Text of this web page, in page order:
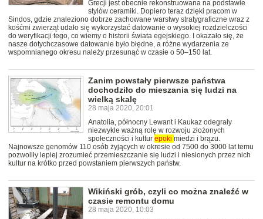
Grecji jest obecnie rekonstruowana na podstawie
stylów ceramiki. Dopiero teraz dzięki pracom w
Sindos, gdzie znaleziono dobrze zachowane warstwy stratygraficzne wraz z
kośćmi zwierząt udało się wykorzystać datowanie o wysokiej rozdzielczości
do weryfikacji tego, co wiemy o historii świata egejskiego. I okazało się, że
nasze dotychczasowe datowanie było błędne, a różne wydarzenia ze
wspomnianego okresu należy przesunąć w czasie o 50–150 lat.
Zanim powstały pierwsze państwa
dochodziło do mieszania się ludzi na
wielką skalę
28 maja 2020, 20:01
Anatolia, północny Lewant i Kaukaz odegrały
niezwykle ważną rolę w rozwoju złożonych
społeczności i kultur epoki miedzi i brązu.
Najnowsze genomów 110 osób żyjących w okresie od 7500 do 3000 lat temu
pozwoliły lepiej zrozumieć przemieszczanie się ludzi i niesionych przez nich
kultur na krótko przed powstaniem pierwszych państw.
Wikiński grób, czyli co można znaleźć w
czasie remontu domu
28 maja 2020, 10:03